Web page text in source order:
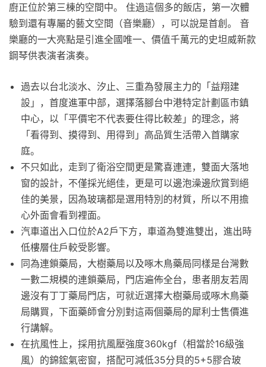
廚正位於第三棟的空間中。 住過這個多的飯店，第一次體
驗到還有專屬的藝文空間（音樂廳），可以說是首創。 音
樂廳的一大亮點是引進全國唯一、價值千萬元的史坦威新款
鋼琴供表演者演奏。
過去以台北淡水、汐止、三重為發展主力的「益翔建
設」，首度進軍中部，選擇落腳台中港特定計劃區市鎮
中心，以「平價宅不代表要住得比較差」的理念，將
「看得到、摸得到、用得到」高品質生活帶入首購家
庭。
不只如此，走到了衛浴空間更是驚喜連連，雙面大落地
窗的設計，不僅採光絕佳，更是可以邊泡澡邊欣賞到絕
佳的美景，因為玻璃都是選用特別的材質，所以不用擔
心外面會看到裡面。
汽車道出入口位於A2戶下方，車道為雙進雙出，進出時
低樓層住戶較受影響。
同為連鎖藥局，大樹藥局以及啄木鳥藥局同樣是台灣數
一數二規模的連鎖藥局，門店遍佈全台，患者朋友若周
邊沒有丁丁藥局門店，可就近選擇大樹藥局或啄木鳥藥
局購買，下面藥師會分別對這兩個藥局的犀利士售價進
行講解。
在抗風性上，採用抗風壓強度360kgf（相當於16級強
風）的錦鋐氣密窗，搭配可減低35分貝的5+5膠合玻